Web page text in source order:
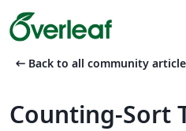
arrow_left_alt Back to all community
Counting-Sort